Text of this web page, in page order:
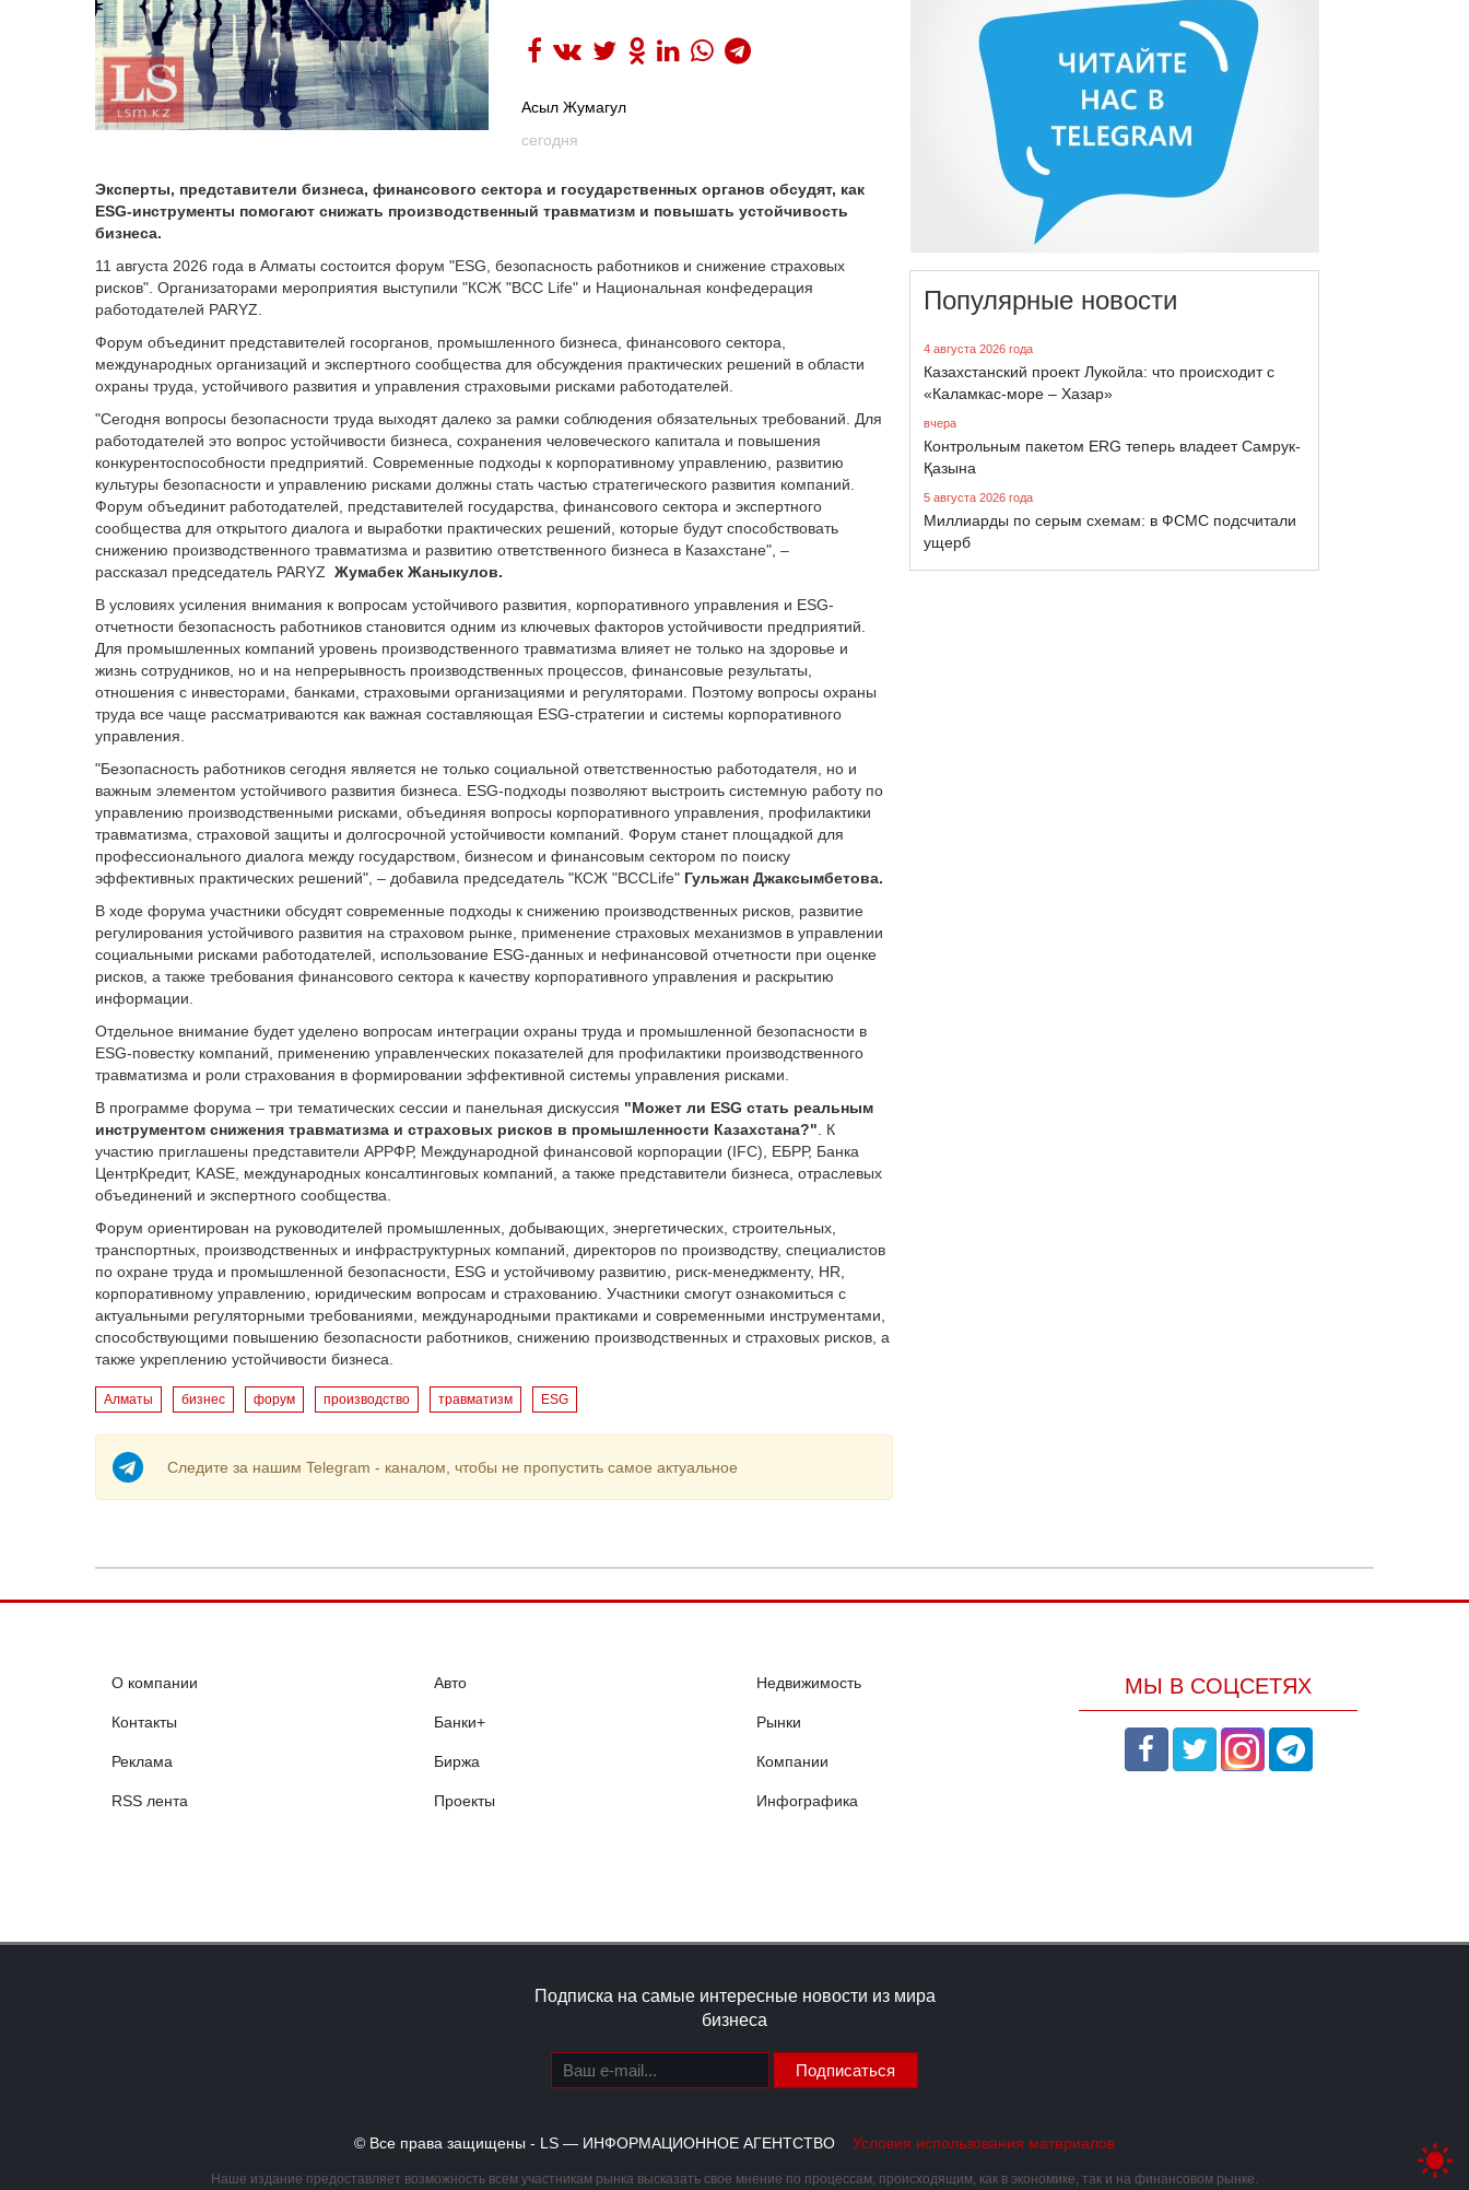
Асыл Жумагул
сегодня
Эксперты, представители бизнеса, финансового сектора и государственных органов обсудят, как
ESG-инструменты помогают снижать производственный травматизм и повышать устойчивость
бизнеса.
11 августа 2026 года в Алматы состоится форум "ESG, безопасность работников и снижение страховых
рисков". Организаторами мероприятия выступили "КСЖ "BCC Life" и Национальная конфедерация
работодателей PARYZ.
Форум объединит представителей госорганов, промышленного бизнеса, финансового сектора,
международных организаций и экспертного сообщества для обсуждения практических решений в области
охраны труда, устойчивого развития и управления страховыми рисками работодателей.
"Сегодня вопросы безопасности труда выходят далеко за рамки соблюдения обязательных требований. Для
работодателей это вопрос устойчивости бизнеса, сохранения человеческого капитала и повышения
конкурентоспособности предприятий. Современные подходы к корпоративному управлению, развитию
культуры безопасности и управлению рисками должны стать частью стратегического развития компаний.
Форум объединит работодателей, представителей государства, финансового сектора и экспертного
сообщества для открытого диалога и выработки практических решений, которые будут способствовать
снижению производственного травматизма и развитию ответственного бизнеса в Казахстане", –
рассказал председатель PARYZ Жумабек Жаныкулов.
В условиях усиления внимания к вопросам устойчивого развития, корпоративного управления и ESG-
отчетности безопасность работников становится одним из ключевых факторов устойчивости предприятий.
Для промышленных компаний уровень производственного травматизма влияет не только на здоровье и
жизнь сотрудников, но и на непрерывность производственных процессов, финансовые результаты,
отношения с инвесторами, банками, страховыми организациями и регуляторами. Поэтому вопросы охраны
труда все чаще рассматриваются как важная составляющая ESG-стратегии и системы корпоративного
управления.
"Безопасность работников сегодня является не только социальной ответственностью работодателя, но и
важным элементом устойчивого развития бизнеса. ESG-подходы позволяют выстроить системную работу по
управлению производственными рисками, объединяя вопросы корпоративного управления, профилактики
травматизма, страховой защиты и долгосрочной устойчивости компаний. Форум станет площадкой для
профессионального диалога между государством, бизнесом и финансовым сектором по поиску
эффективных практических решений", – добавила председатель "КСЖ "BCCLife" Гульжан Джаксымбетова.
В ходе форума участники обсудят современные подходы к снижению производственных рисков, развитие
регулирования устойчивого развития на страховом рынке, применение страховых механизмов в управлении
социальными рисками работодателей, использование ESG-данных и нефинансовой отчетности при оценке
рисков, а также требования финансового сектора к качеству корпоративного управления и раскрытию
информации.
Отдельное внимание будет уделено вопросам интеграции охраны труда и промышленной безопасности в
ESG-повестку компаний, применению управленческих показателей для профилактики производственного
травматизма и роли страхования в формировании эффективной системы управления рисками.
В программе форума – три тематических сессии и панельная дискуссия "Может ли ESG стать реальным
инструментом снижения травматизма и страховых рисков в промышленности Казахстана?" . К
участию приглашены представители АРРФР, Международной финансовой корпорации (IFC), ЕБРР, Банка
ЦентрКредит, KASE, международных консалтинговых компаний, а также представители бизнеса, отраслевых
объединений и экспертного сообщества.
Форум ориентирован на руководителей промышленных, добывающих, энергетических, строительных,
транспортных, производственных и инфраструктурных компаний, директоров по производству, специалистов
по охране труда и промышленной безопасности, ESG и устойчивому развитию, риск-менеджменту, HR,
корпоративному управлению, юридическим вопросам и страхованию. Участники смогут ознакомиться с
актуальными регуляторными требованиями, международными практиками и современными инструментами,
способствующими повышению безопасности работников, снижению производственных и страховых рисков, а
также укреплению устойчивости бизнеса.
Алматы бизнес форум производство травматизм ESG
Следите за нашим Telegram - каналом, чтобы не пропустить самое актуальное
Популярные новости
4 августа 2026 года
Казахстанский проект Лукойла: что происходит с
«Каламкас-море – Хазар»
вчера
Контрольным пакетом ERG теперь владеет Самрук-
Қазына
5 августа 2026 года
Миллиарды по серым схемам: в ФСМС подсчитали
ущерб
О компании
Контакты
Реклама
RSS лента
Авто
Банки+
Биржа
Проекты
Недвижимость
Рынки
Компании
Инфографика
МЫ В СОЦСЕТЯХ
Подписка на самые интересные новости из мира
бизнеса
Подписаться
© Все права защищены - LS — ИНФОРМАЦИОННОЕ АГЕНТСТВО Условия использования материалов
Наше издание предоставляет возможность всем участникам рынка высказать свое мнение по процессам, происходящим, как в экономике, так и на финансовом рынке.